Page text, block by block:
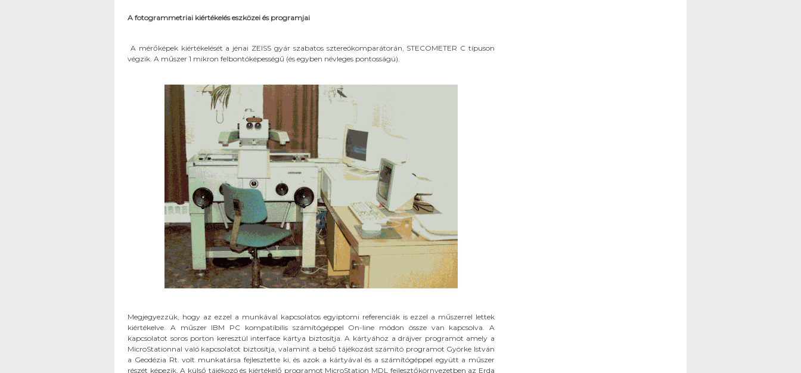
A fotogrammetriai kiértékelés eszközei és programjai
A mérőképek kiértékelését a jénai ZEISS gyár szabatos sztereókomparátorán, STECOMETER C típuson
végzik. A műszer 1 mikron felbontóképességű (és egyben névleges pontosságú).
Megjegyezzük, hogy az ezzel a munkával kapcsolatos egyiptomi referenciák is ezzel a műszerrel lettek
kiértékelve. A műszer IBM PC kompatíbilis számítógéppel On-line módon össze van kapcsolva. A
kapcsolatot soros porton keresztül interface kártya biztosítja. A kártyához a drájver programot amely a
MicroStationnal való kapcsolatot biztosítja, valamint a belső tájékozást számító programot Györke István
a Geodézia Rt. volt munkatársa fejlesztette ki, és azok a kártyával és a számítógéppel együtt a műszer
részét képezik. A külső tájékozó és kiértékelő programot MicroStation MDL fejlesztőkörnyezetben az Erda